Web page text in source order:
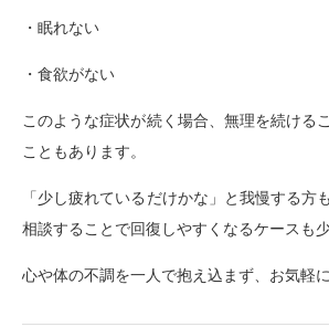
・眠れない
・食欲がない
このような症状が続く場合、 無理を続ける
こともあります。
「少し疲れているだけかな」と我慢する方
相談することで回復しやすくなるケースも
心や体の不調を一人で抱え込まず、お気軽